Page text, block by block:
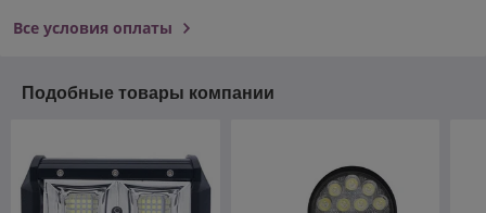
Все условия оплаты
Подобные товары компании